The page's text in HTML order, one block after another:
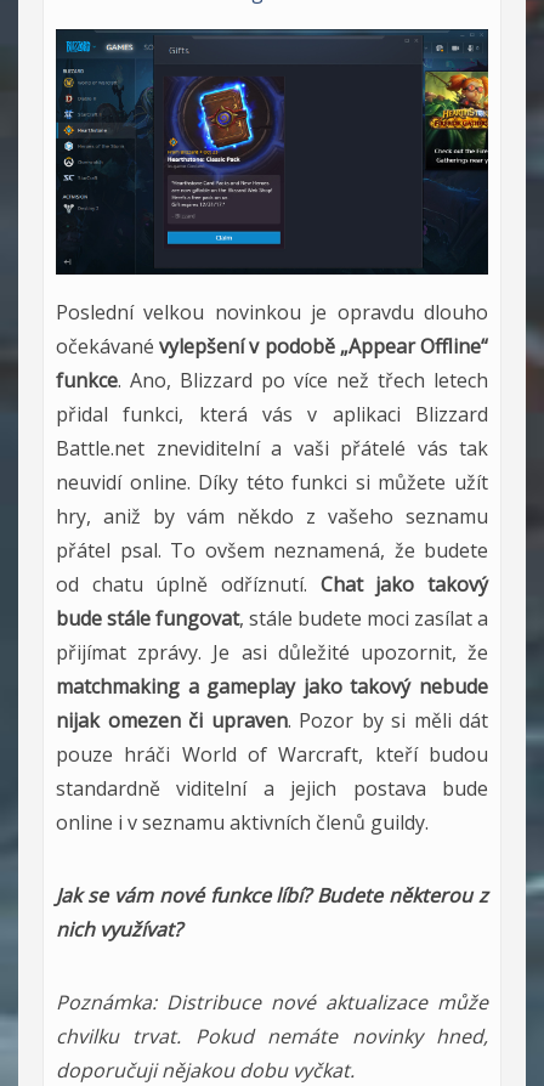
Poslední velkou novinkou je opravdu dlouho
očekávanévylepšení v podobě „Appear Offline“
funkce. Ano, Blizzard po více než třech letech
přidal funkci, která vás v aplikaci Blizzard
Battle.net zneviditelní a vaši přátelé vás tak
neuvidí online. Díky této funkci si můžete užít
hry, aniž by vám někdo z vašeho seznamu
přátel psal. To ovšem neznamená, že budete
od chatu úplně odříznutí. Chat jako takový
bude stále fungovat, stále budete moci zasílat a
přijímat zprávy. Je asi důležité upozornit, že
matchmaking a gameplay jako takový nebude
nijak omezen či upraven. Pozor by si měli dát
pouze hráči World of Warcraft, kteří budou
standardně viditelní a jejich postava bude
online i v seznamu aktivních členů guildy.
Jak se vám nové funkce líbí? Budete některou z
nich využívat?
Poznámka: Distribuce nové aktualizace může
chvilku trvat. Pokud nemáte novinky hned,
doporučuji nějakou dobu vyčkat.